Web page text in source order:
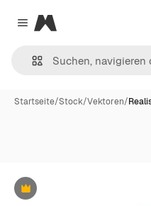
Close menu
Magnific
Startseite/Stock/Vektoren/
Premium